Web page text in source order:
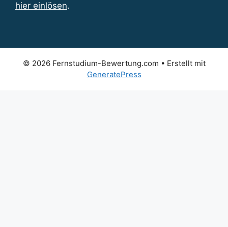
hier einlösen.
© 2026 Fernstudium-Bewertung.com • Erstellt mit
GeneratePress